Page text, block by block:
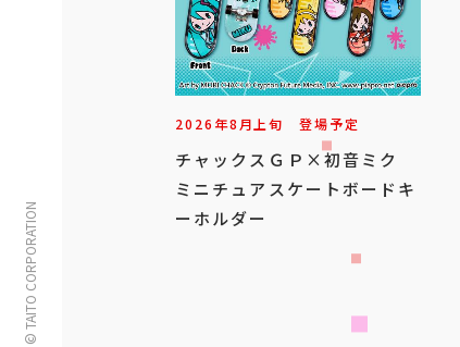
© TAITO CORPORATION
2026年8月上旬 登場予定
チャックスＧＰ×初音ミク
ミニチュアスケートボードキ
ーホルダー
ドラえもん